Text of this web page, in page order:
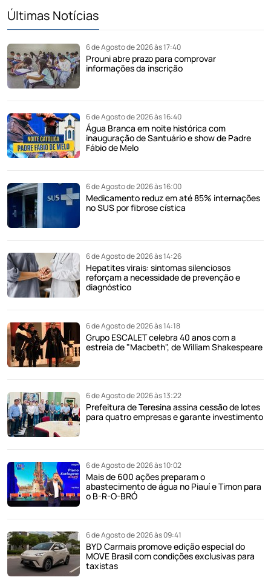
Últimas Notícias
6 de Agosto de 2026 às 17:40
Prouni abre prazo para comprovar
informações da inscrição
6 de Agosto de 2026 às 16:40
Água Branca em noite histórica com
inauguração de Santuário e show de Padre
Fábio de Melo
6 de Agosto de 2026 às 16:00
Medicamento reduz em até 85% internações
no SUS por fibrose cística
6 de Agosto de 2026 às 14:26
Hepatites virais: sintomas silenciosos
reforçam a necessidade de prevenção e
diagnóstico
6 de Agosto de 2026 às 14:18
Grupo ESCALET celebra 40 anos com a
estreia de "Macbeth", de William Shakespeare
6 de Agosto de 2026 às 13:22
Prefeitura de Teresina assina cessão de lotes
para quatro empresas e garante investimento
6 de Agosto de 2026 às 10:02
Mais de 600 ações preparam o
abastecimento de água no Piauí e Timon para
o B-R-O-BRÓ
6 de Agosto de 2026 às 09:41
BYD Carmais promove edição especial do
MOVE Brasil com condições exclusivas para
taxistas